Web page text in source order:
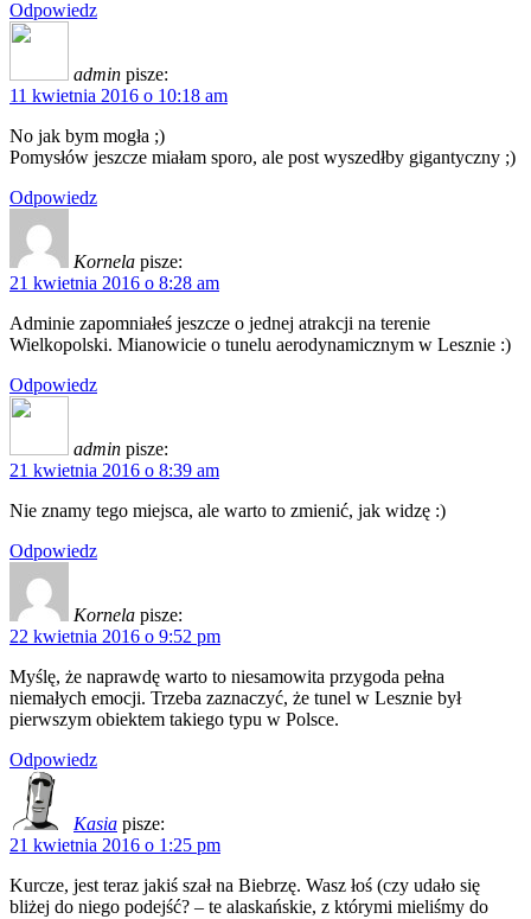
Odpowiedz
admin pisze:
11 kwietnia 2016 o 10:18 am
No jak bym mogła ;)
Pomysłów jeszcze miałam sporo, ale post wyszedłby gigantyczny ;)
Odpowiedz
Kornela pisze:
21 kwietnia 2016 o 8:28 am
Adminie zapomniałeś jeszcze o jednej atrakcji na terenie
Wielkopolski. Mianowicie o tunelu aerodynamicznym w Lesznie :)
Odpowiedz
admin pisze:
21 kwietnia 2016 o 8:39 am
Nie znamy tego miejsca, ale warto to zmienić, jak widzę :)
Odpowiedz
Kornela pisze:
22 kwietnia 2016 o 9:52 pm
Myślę, że naprawdę warto to niesamowita przygoda pełna
niemałych emocji. Trzeba zaznaczyć, że tunel w Lesznie był
pierwszym obiektem takiego typu w Polsce.
Odpowiedz
Kasia pisze:
21 kwietnia 2016 o 1:25 pm
Kurcze, jest teraz jakiś szał na Biebrzę. Wasz łoś (czy udało się
bliżej do niego podejść? – te alaskańskie, z którymi mieliśmy do